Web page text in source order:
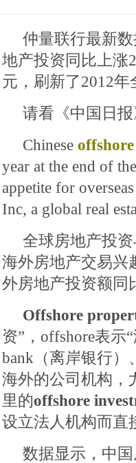
仲量联行最新
地产投资同比上涨
元，刷新了2012
请看《中国日报
Chinese
year at the end of
appetite for
Inc, a global real
全球房地产投
海外房地产交易兴
外房地产投资额同
Offshore
资”，offshore表示
bank（离岸银行）
海外的公司机构，
里的offshore
设立法人机构而直
数据显示，中